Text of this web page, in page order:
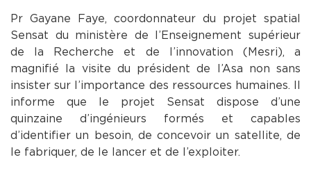
Pr Gayane Faye, coordonnateur du projet spatial
Sensat du ministère de l’Enseignement supérieur
de la Recherche et de l’innovation (Mesri), a
magnifié la visite du président de l’Asa non sans
insister sur l’importance des ressources humaines. Il
informe que le projet Sensat dispose d’une
quinzaine d’ingénieurs formés et capables
d’identifier un besoin, de concevoir un satellite, de
le fabriquer, de le lancer et de l’exploiter.